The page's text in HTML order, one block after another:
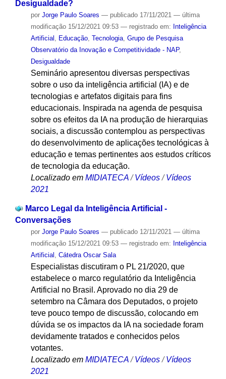
Desigualdade?
por Jorge Paulo Soares — publicado17/11/2021 — última
modificação15/12/2021 09:53 — registrado em: Inteligência
Artificial
Educação, Tecnologia, Grupo de Pesquisa
Observatório da Inovação e Competitividade - NAP,
Desigualdade
Seminário apresentou diversas perspectivas
sobre o uso da inteligência artificial (IA) e de
tecnologias e artefatos digitais para fins
educacionais. Inspirada na agenda de pesquisa
sobre os efeitos da IA na produção de hierarquias
sociais, a discussão contemplou as perspectivas
do desenvolvimento de aplicações tecnológicas à
educação e temas pertinentes aos estudos críticos
de tecnologia da educação.
Localizado em MIDIATECA /Vídeos /Vídeos
2021
Marco Legal da Inteligência Artificial -
Conversações
por Jorge Paulo Soares — publicado12/11/2021 — última
modificação15/12/2021 09:53 — registrado em: Inteligência
Artificial , Cátedra Oscar Sala
Especialistas discutiram o PL 21/2020, que
estabelece o marco regulatório da Inteligência
Artificial no Brasil. Aprovado no dia 29 de
setembro na Câmara dos Deputados, o projeto
teve pouco tempo de discussão, colocando em
dúvida se os impactos da IA na sociedade foram
devidamente tratados e conhecidos pelos
votantes.
Localizado em MIDIATECA /Vídeos /Vídeos
2021